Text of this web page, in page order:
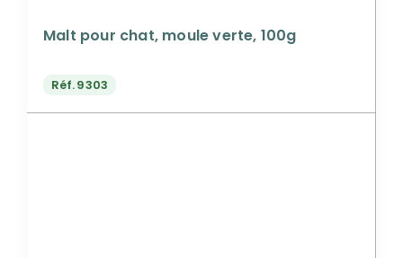
Malt pour chat, moule verte, 100g
Réf.9303